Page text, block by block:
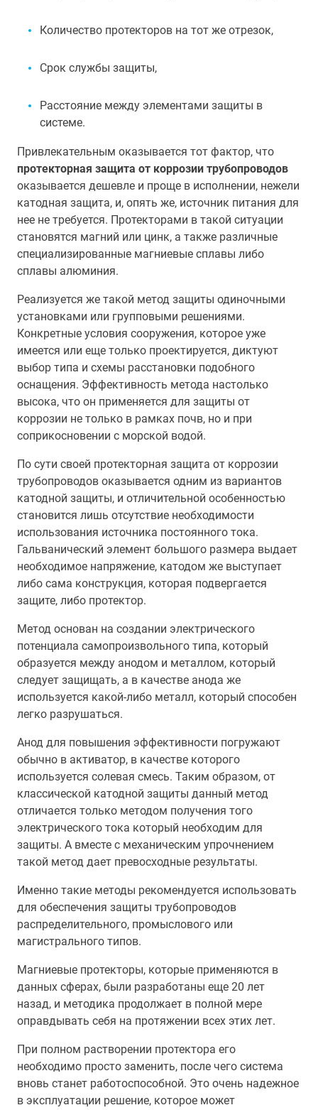
Количество протекторов на тот же отрезок,
Срок службы защиты,
Расстояние между элементами защиты в
системе.
Привлекательным оказывается тот фактор, что
протекторная защита от коррозии трубопроводов
оказывается дешевле и проще в исполнении, нежели
катодная защита, и, опять же, источник питания для
нее не требуется. Протекторами в такой ситуации
становятся магний или цинк, а также различные
специализированные магниевые сплавы либо
сплавы алюминия.
Реализуется же такой метод защиты одиночными
установками или групповыми решениями.
Конкретные условия сооружения, которое уже
имеется или еще только проектируется, диктуют
выбор типа и схемы расстановки подобного
оснащения. Эффективность метода настолько
высока, что он применяется для защиты от
коррозии не только в рамках почв, но и при
соприкосновении с морской водой.
По сути своей протекторная защита от коррозии
трубопроводов оказывается одним из вариантов
катодной защиты, и отличительной особенностью
становится лишь отсутствие необходимости
использования источника постоянного тока.
Гальванический элемент большого размера выдает
необходимое напряжение, катодом же выступает
либо сама конструкция, которая подвергается
защите, либо протектор.
Метод основан на создании электрического
потенциала самопроизвольного типа, который
образуется между анодом и металлом, который
следует защищать, а в качестве анода же
используется какой-либо металл, который способен
легко разрушаться.
Анод для повышения эффективности погружают
обычно в активатор, в качестве которого
используется солевая смесь. Таким образом, от
классической катодной защиты данный метод
отличается только методом получения того
электрического тока который необходим для
защиты. А вместе с механическим упрочнением
такой метод дает превосходные результаты.
Именно такие методы рекомендуется использовать
для обеспечения защиты трубопроводов
распределительного, промыслового или
магистрального типов.
Магниевые протекторы, которые применяются в
данных сферах, были разработаны еще 20 лет
назад, и методика продолжает в полной мере
оправдывать себя на протяжении всех этих лет.
При полном растворении протектора его
необходимо просто заменить, после чего система
вновь станет работоспособной. Это очень надежное
в эксплуатации решение, которое может